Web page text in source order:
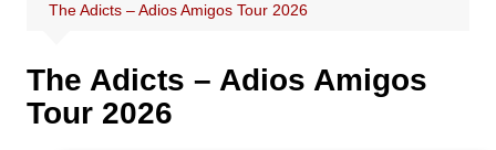
The Adicts – Adios Amigos Tour 2026
The Adicts – Adios Amigos
Tour 2026